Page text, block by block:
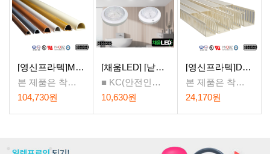
[영신프라텍]MH-2호 고강도 몰드 (32x13), BOX판매 1박스[100개입], 배선용, 6색, 전선정리용 몰드
본 제품은 착불운임 상품입니다. 착불운임은 기본 10,000원으로 설정되어 있으나 배송거리 및 무게에 따라 변동될 수 있습니다.
판
가
104,730원
[채움LED] [낱개판매]100% 국산 led 아이스-원형직부등 센서등 씨피엔텍 고효율 친환경 인증제품 원형led등
■ KC(안전인증),KS,고효율,친환경 인증제품 ■ 입체적인 방열구조 및 심플한 디자인 ■ 감도가 우수한 인체 감지형 PIR센서 적용 ■ 공공시설,로비,마트,복도,화장실 등 다양한 장소에 설치
판
가
10,630원
[영신프라텍]DA-66 ABS 덕트 (60mm x 60mm) , 몰드, duct, 배선용 덕트
본 제품은 착불운임 상품입니다. 착불운임은 기본 10,000원으로 설정되어 있으나 배송거리 및 무게에 따라 변동될 수 있습니다.
판
가
24,170원